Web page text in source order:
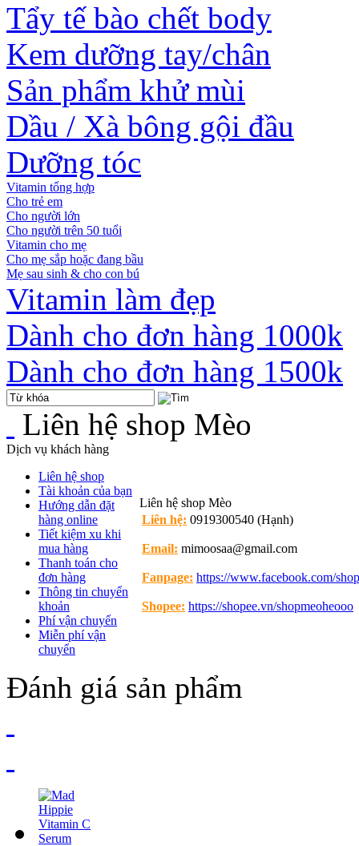
Tẩy tế bào chết body
Kem dưỡng tay/chân
Sản phẩm khử mùi
Dầu / Xà bông gội đầu
Dưỡng tóc
Vitamin tổng hợp
Cho trẻ em
Cho người lớn
Cho người trên 50 tuổi
Vitamin cho mẹ
Cho mẹ sắp hoặc đang bầu
Mẹ sau sinh & cho con bú
Vitamin làm đẹp
Dành cho đơn hàng 1000k
Dành cho đơn hàng 1500k
Liên hệ shop Mèo
Dịch vụ khách hàng
Liên hệ shop
Tài khoản của bạn
Hướng dẫn đặt
hàng online
Tiết kiệm xu khi
mua hàng
Thanh toán cho
đơn hàng
Thông tin chuyển
khoản
Phí vận chuyển
Miễn phí vận
chuyển
Liên hệ shop Mèo
Liên hệ: 0919300540 (Hạnh)
Email: mimoosaa@gmail.com
Fanpage: https://www.facebook.com/
Shopee: https://shopee.vn/shopmeoheooo
Đánh giá sản phẩm